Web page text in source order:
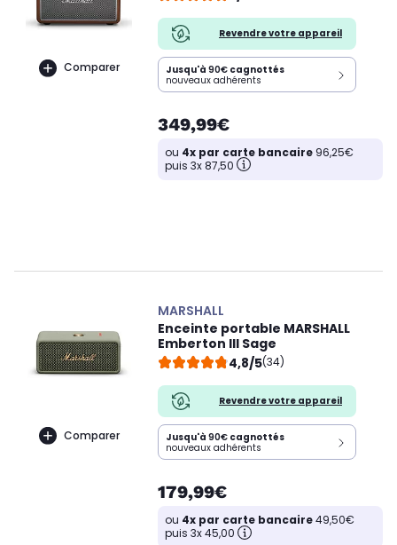
Comparer
Revendre votre appareil
Jusqu'à 90€ cagnottés
nouveaux adhérents
349,99€
ou 4x par carte bancaire 96,25€
puis 3x 87,50
Comparer
MARSHALL
Enceinte portable MARSHALL
Emberton III Sage
4,8/5(34)
Revendre votre appareil
Jusqu'à 90€ cagnottés
nouveaux adhérents
179,99€
ou 4x par carte bancaire49,50€
puis 3x 45,00